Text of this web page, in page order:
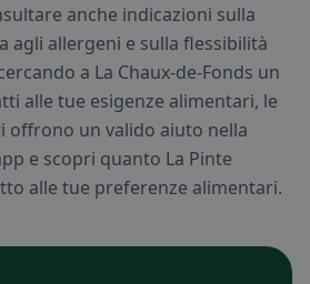
anche indicazioni sulla
agli allergeni e sulla flessibilità
a La Chaux-de-Fonds un
alle tue esigenze alimentari, le
offrono un valido aiuto nella
e scopri quanto La Pinte
alle tue preferenze alimentari.